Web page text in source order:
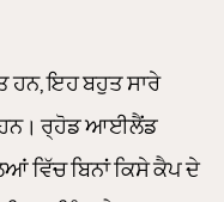
ਹਨ, ਇਹ ਬਹੁਤ ਸਾਰੇ
ਹਨ। ਰ੍ਹੋਡ ਆਈਲੈਂਡ
ਵਿੱਚ ਬਿਨਾਂ ਕਿਸੇ ਕੈਪ ਦੇ